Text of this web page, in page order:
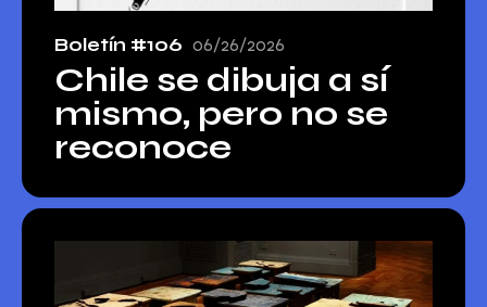
Boletín #106 06/26/2026
Chile se dibuja a sí
mismo, pero no se
reconoce